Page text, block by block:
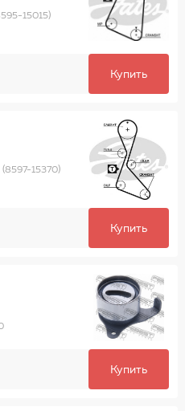
15015)
Купить
15370)
Купить
Купить